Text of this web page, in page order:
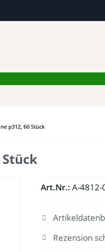
p312, 60 Stück
Art.Nr.: A-4812-
Rezension